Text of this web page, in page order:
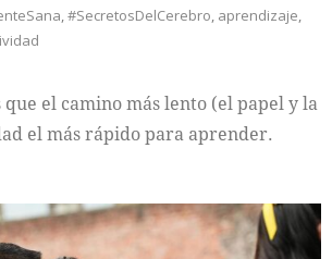
,#SecretosDelCerebro, aprendizaje,
que el camino más lento (el papel y la
el más rápido para aprender.